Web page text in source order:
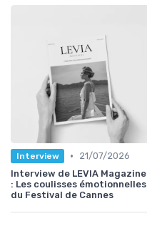
Interview •
21/07/2026
Interview de LEVIA Magazine
: Les coulisses émotionnelles
du Festival de Cannes